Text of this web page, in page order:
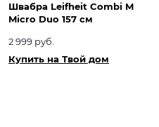
Швабра Leifheit Combi M
Micro Duo 157 см
2 999 руб.
Купить на Твой дом